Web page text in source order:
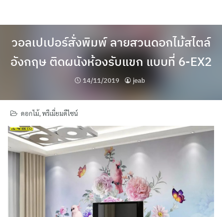
วอลเปเปอร์สั่งพิมพ์ ลายสวนดอกไม้สไตล์
อังกฤษ ติดผนังห้องรับแขก แบบที่ 6-EX2
14/11/2019 jeab
ดอกไม้,พรีเมี่ยมดีไซน์